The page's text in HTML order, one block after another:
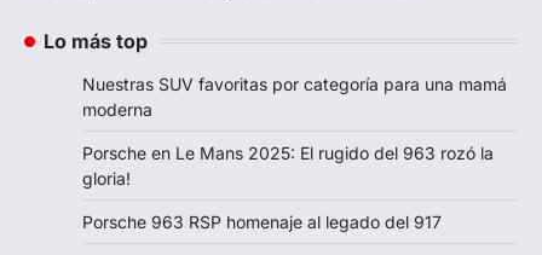
Lo más top
Nuestras SUV favoritas por categoría para una mamá
moderna
Porsche en Le Mans 2025: El rugido del 963 rozó la
gloria!
Porsche 963 RSP homenaje al legado del 917